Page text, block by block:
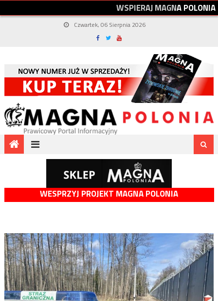
WSPIERAJMAGNAPOLONIA
Czwartek, 06 Sierpnia 2026
WESPRZYJ PROJEKT MAGNA POLONIA